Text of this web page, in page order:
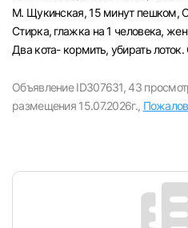
Пермь
М. Щукинская, 15 минут пешком,
Стирка, глажка на 1 человека,
Два кота- кормить, убирать
Объявление ID307631, 43
размещения 15.07.2026г.,